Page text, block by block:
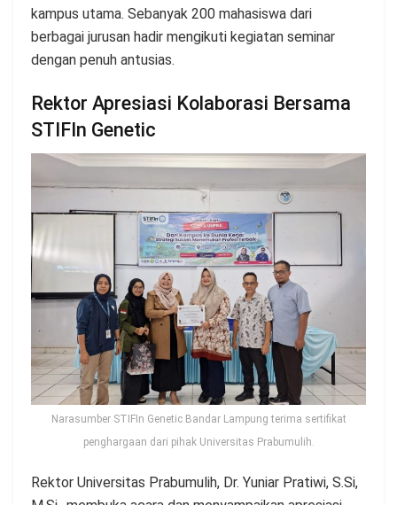
kampus utama. Sebanyak 200 mahasiswa dari
berbagai jurusan hadir mengikuti kegiatan seminar
dengan penuh antusias.
Rektor Apresiasi Kolaborasi Bersama
STIFIn Genetic
Narasumber STIFIn Genetic Bandar Lampung terima sertifikat
penghargaan dari pihak Universitas Prabumulih.
Rektor Universitas Prabumulih, Dr. Yuniar Pratiwi, S.Si,